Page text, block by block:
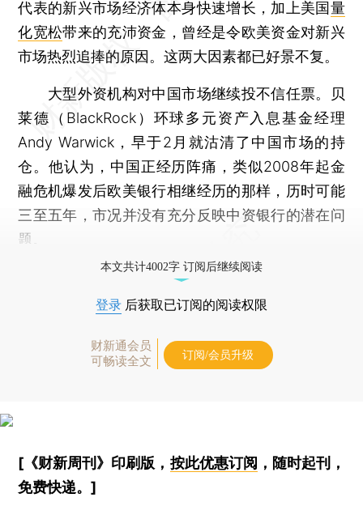
代表的新兴市场经济体本身快速增长，加上美国量
化宽松带来的充沛资金，曾经是令欧美资金对新兴
市场热烈追捧的原因。这两大因素都已好景不复。
大型外资机构对中国市场继续投不信任票。贝
莱德（BlackRock）环球多元资产入息基金经理
Andy Warwick，早于2月就沽清了中国市场的持
仓。他认为，中国正经历阵痛，类似2008年起金
融危机爆发后欧美银行相继经历的那样，历时可能
三至五年，市况并没有充分反映中资银行的潜在问
题。
本文共计4002字 订阅后继续阅读
登录 后获取已订阅的阅读权限
财新通会员
可畅读全文
订阅/会员升级
[《财新周刊》印刷版， 按此优惠订阅 ，随时起刊，
免费快递。]